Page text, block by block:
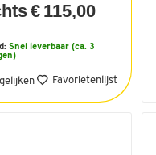
€ 115,00
Snel leverbaar (ca. 3
Favorietenlijst